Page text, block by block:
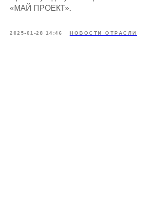
«МАЙ ПРОЕКТ».
2025-01-28 14:46 НОВОСТИ ОТРАСЛИ